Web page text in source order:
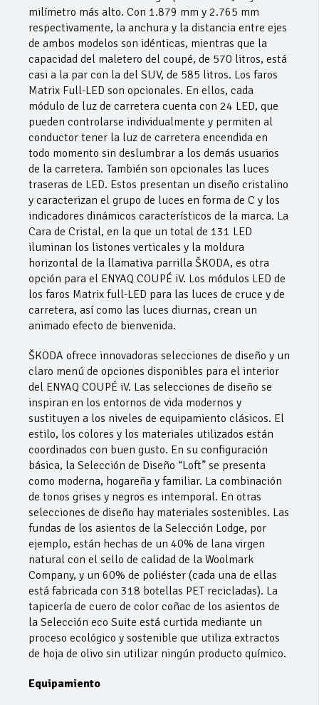
milímetro más alto. Con 1.879 mm y 2.765 mm
respectivamente, la anchura y la distancia entre ejes
de ambos modelos son idénticas, mientras que la
capacidad del maletero del coupé, de 570 litros, está
casi a la par con la del SUV, de 585 litros. Los faros
Matrix Full-LED son opcionales. En ellos, cada
módulo de luz de carretera cuenta con 24 LED, que
pueden controlarse individualmente y permiten al
conductor tener la luz de carretera encendida en
todo momento sin deslumbrar a los demás usuarios
de la carretera. También son opcionales las luces
traseras de LED. Estos presentan un diseño cristalino
y caracterizan el grupo de luces en forma de C y los
indicadores dinámicos característicos de la marca. La
Cara de Cristal, en la que un total de 131 LED
iluminan los listones verticales y la moldura
horizontal de la llamativa parrilla ŠKODA, es otra
opción para el ENYAQ COUPÉ iV. Los módulos LED de
los faros Matrix full-LED para las luces de cruce y de
carretera, así como las luces diurnas, crean un
animado efecto de bienvenida.
ŠKODA ofrece innovadoras selecciones de diseño y un
claro menú de opciones disponibles para el interior
del ENYAQ COUPÉ iV. Las selecciones de diseño se
inspiran en los entornos de vida modernos y
sustituyen a los niveles de equipamiento clásicos. El
estilo, los colores y los materiales utilizados están
coordinados con buen gusto. En su configuración
básica, la Selección de Diseño “Loft” se presenta
como moderna, hogareña y familiar. La combinación
de tonos grises y negros es intemporal. En otras
selecciones de diseño hay materiales sostenibles. Las
fundas de los asientos de la Selección Lodge, por
ejemplo, están hechas de un 40% de lana virgen
natural con el sello de calidad de la Woolmark
Company, y un 60% de poliéster (cada una de ellas
está fabricada con 318 botellas PET recicladas). La
tapicería de cuero de color coñac de los asientos de
la Selección eco Suite está curtida mediante un
proceso ecológico y sostenible que utiliza extractos
de hoja de olivo sin utilizar ningún producto químico.
Equipamiento